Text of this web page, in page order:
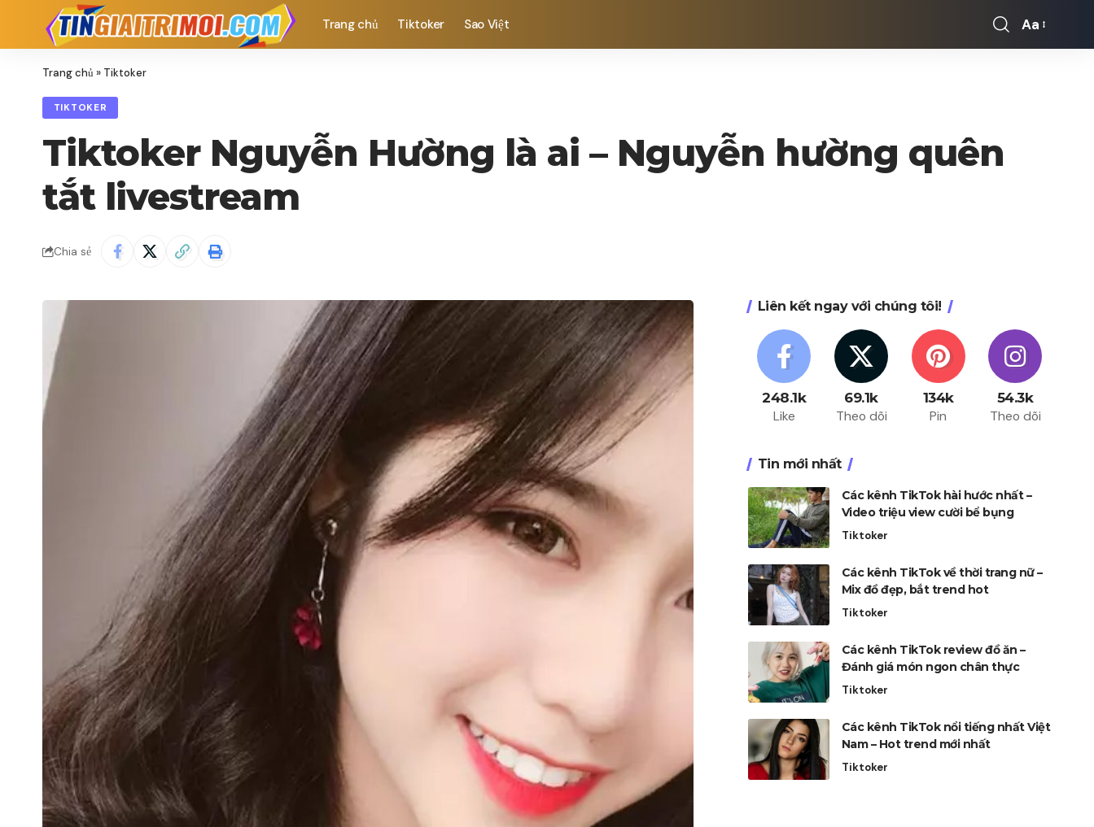
Trang chủ Tiktoker Sao Việt
Font
Aa
Trang chủ » Tiktoker
TIKTOKER
Tiktoker Nguyễn Hường là ai – Nguyễn hường quên
tắt livestream
Chia sẻ
Liên kết ngay với chúng tôi!
248.1k
Like
69.1k
Theo dõi
134k
Pin
54.3k
Theo dõi
Tin mới nhất
Các kênh TikTok hài hước nhất –
Video triệu view cười bể bụng
Tiktoker
Các kênh TikTok về thời trang nữ –
Mix đồ đẹp, bắt trend hot
Tiktoker
Các kênh TikTok review đồ ăn –
Đánh giá món ngon chân thực
Tiktoker
Các kênh TikTok nổi tiếng nhất Việt
Nam – Hot trend mới nhất
Tiktoker